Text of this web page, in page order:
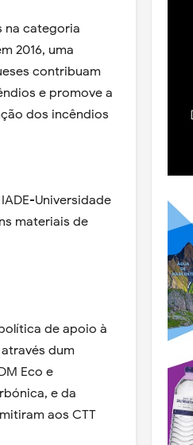
na categoria
2016, uma
contribuam
e promove a
dos incêndios
Universidade
materiais de
de apoio à
dum
Eco e
e da
aos CTT